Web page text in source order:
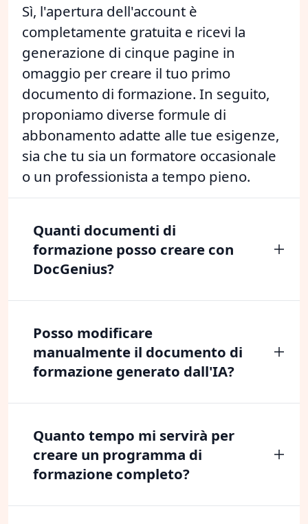
Sì, l'apertura dell'account è
completamente gratuita e ricevi la
generazione di cinque pagine in
omaggio per creare il tuo primo
documento di formazione. In seguito,
proponiamo diverse formule di
abbonamento adatte alle tue esigenze,
sia che tu sia un formatore occasionale
o un professionista a tempo pieno.
Quanti documenti di
formazione posso creare con
DocGenius?
Posso modificare
manualmente il documento di
formazione generato dall'IA?
Quanto tempo mi servirà per
creare un programma di
formazione completo?